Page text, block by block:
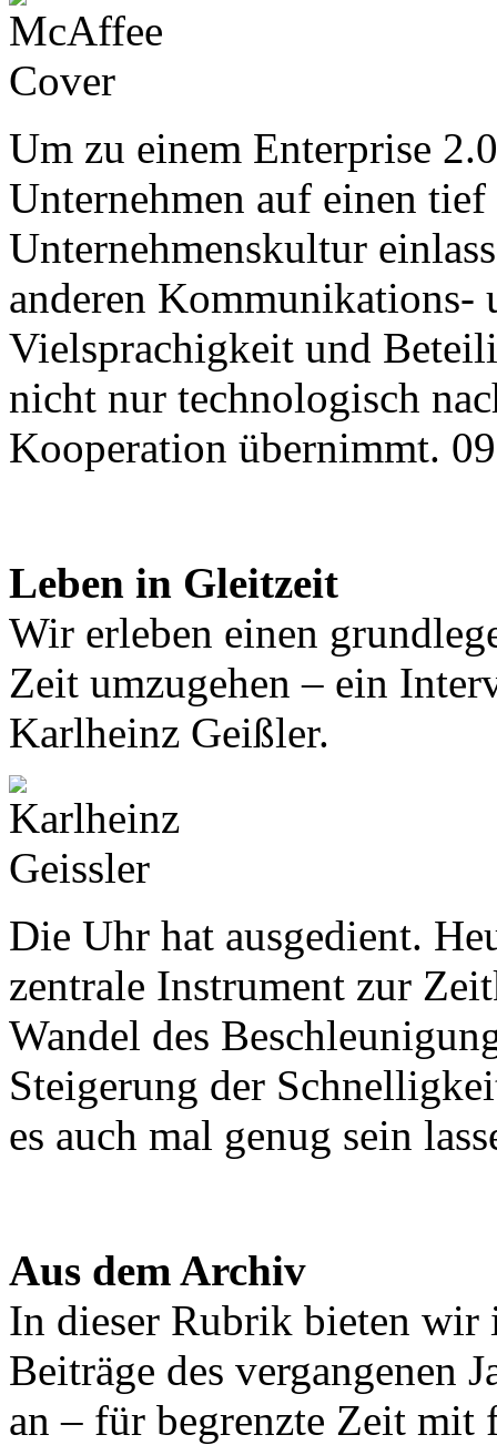
Um zu einem Enterprise
Unternehmen auf einen
Unternehmenskultur
anderen Kommunikations-
Vielsprachigkeit und
nicht nur technologisch
Kooperation übernimmt.
Leben in Gleitzeit
Wir erleben einen
Zeit umzugehen – ein
Karlheinz Geißler.
Die Uhr hat ausgedient.
zentrale Instrument zur
Wandel des
Steigerung der
es auch mal genug sein
Aus dem Archiv
In dieser Rubrik bieten wir
Beiträge des vergangenen
an – für begrenzte Zeit mit